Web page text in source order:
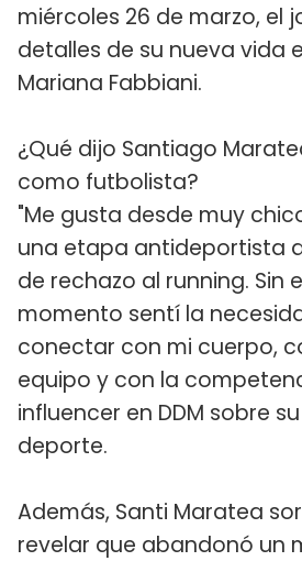
miércoles 26 de marzo, el
detalles de su nueva vida
Mariana Fabbiani.
¿Qué dijo Santiago
como futbolista?
"Me gusta desde muy
una etapa antideportista
de rechazo al running. Sin
momento sentí la
conectar con mi cuerpo,
equipo y con la
influencer en DDM sobre
deporte.
Además, Santi Maratea
revelar que abandonó un